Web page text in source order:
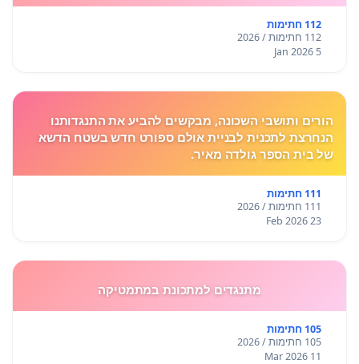
112 חתימות
112 חתימות / 2026
5 Jan 2026
הורים ותושבי השכונה, מבקשים להביע את התנגדותנו
הנחרצת לתכנית לבניית אולם ספורט חדש בשטח הדשא
של בית הספר גולדה מאיר.
111 חתימות
111 חתימות / 2026
23 Feb 2026
מתנגדים למתכונת במתמטיקה
105 חתימות
105 חתימות / 2026
11 Mar 2026